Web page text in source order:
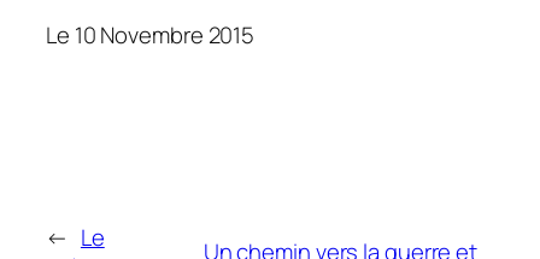
Le 10 Novembre 2015
← Le
Un chemin vers la guerre et